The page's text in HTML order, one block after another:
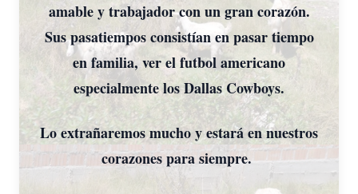
amable y trabajador con un gran corazón.
Sus pasatiempos consistían en pasar tiempo
en familia, ver el futbol americano
especialmente los Dallas Cowboys.
Lo extrañaremos mucho y estará en nuestros
corazones para siempre.